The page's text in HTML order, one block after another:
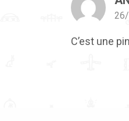
C’est une